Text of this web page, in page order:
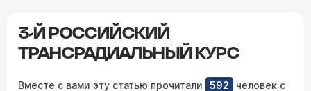
3-Й РОССИЙСКИЙ
ТРАНСРАДИАЛЬНЫЙ КУРС
Вместе с вами эту статью прочитали 592
человек с